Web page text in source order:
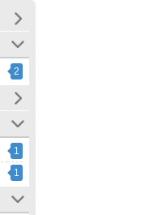
2
1
1